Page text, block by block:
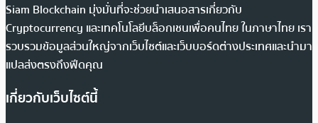
Siam Blockchain มุ่งมั่นที่จะช่วยนำเสนอสารเกี่ยวกับ
Cryptocurrency และเทคโนโลยีบล็อกเชนเพื่อคนไทย ในภาษาไทย เรา
รวบรวมข้อมูลส่วนใหญ่จากเว็บไซต์และเว็บบอร์ดต่างประเทศและนำมา
แปลส่งตรงถึงฟีดคุณ
เกี่ยวกับเว็บไซต์นี้